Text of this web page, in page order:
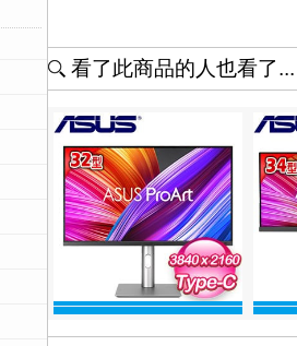
看了此商品的人也看了...